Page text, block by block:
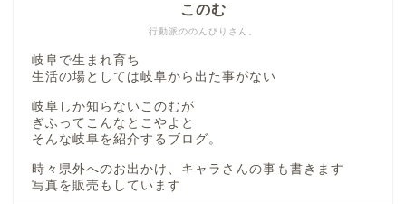
行動派ののんびりさん。
このむ
岐阜で生まれ育ち
生活の場としては岐阜から出た事がない
岐阜しか知らないこのむが
ぎふってこんなとこやよと
そんな岐阜を紹介するブログ。
時々県外へのお出かけ、キャラさんの事も書きます
写真を販売もしています